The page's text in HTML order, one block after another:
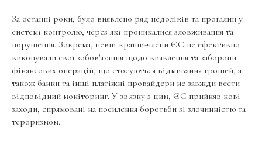
За останні роки, було виявлено ряд недоліків та прогалин у
системі контролю, через які проникалися зловживання та
порушення. Зокрема, певні країни-члени ЄС не ефективно
виконували свої зобов'язання щодо виявлення та заборони
фінансових операцій, що стосуються відмивання грошей, а
також банки та інші платіжні провайдери не завжди вести
відповідний моніторинг. У зв'язку з цим, ЄС прийняв нові
заходи, спрямовані на посилення боротьби зі злочинністю та
тероризмом.